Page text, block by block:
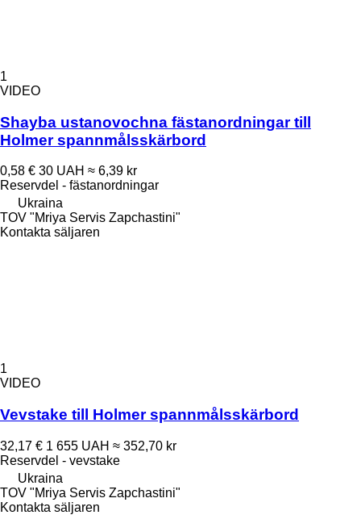
1
VIDEO
Shayba ustanovochna fästanordningar till
Holmer spannmålsskärbord
0,58 € 30 UAH ≈ 6,39 kr
Reservdel - fästanordningar
Ukraina
TOV "Mriya Servis Zapchastini"
Kontakta säljaren
1
VIDEO
Vevstake till Holmer spannmålsskärbord
32,17 € 1 655 UAH ≈ 352,70 kr
Reservdel - vevstake
Ukraina
TOV "Mriya Servis Zapchastini"
Kontakta säljaren